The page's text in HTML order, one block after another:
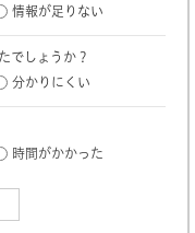
情報が足りない
でしょうか？
分かりにくい
時間がかかった